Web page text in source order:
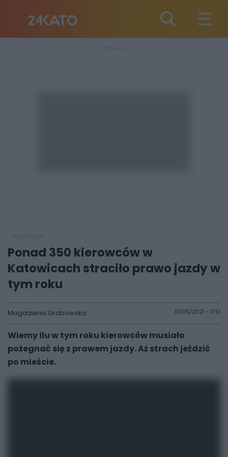
Ponad 350 kierowców w
Katowicach straciło prawo jazdy w
tym roku
Magdalena Grabowska 10/05/2021 - 17:51
Wiemy ilu w tym roku kierowców musiało
pożegnać się z prawem jazdy. Aż strach jeździć
po mieście.